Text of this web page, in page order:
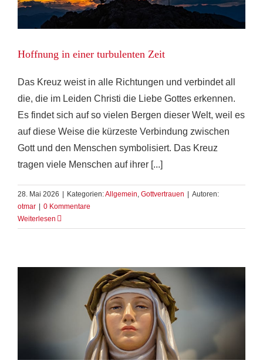
Hoffnung in einer turbulenten Zeit
Das Kreuz weist in alle Richtungen und verbindet all
die, die im Leiden Christi die Liebe Gottes erkennen.
Es findet sich auf so vielen Bergen dieser Welt, weil es
auf diese Weise die kürzeste Verbindung zwischen
Gott und den Menschen symbolisiert. Das Kreuz
tragen viele Menschen auf ihrer [...]
28. Mai 2026 Kategorien:Allgemein, Gottvertrauen
Autoren:
otmar
0 Kommentare
Weiterlesen